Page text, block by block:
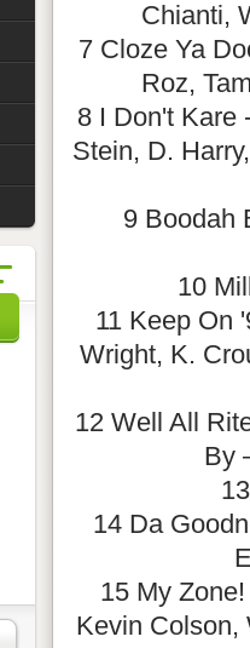
Chianti,
7 Cloze Ya
Roz,
8 I Don't Kare
Stein, D.
9 Boodah
10
11 Keep On
Wright, K.
12 Well All
By
14 Da
15 My
Kevin Colson,